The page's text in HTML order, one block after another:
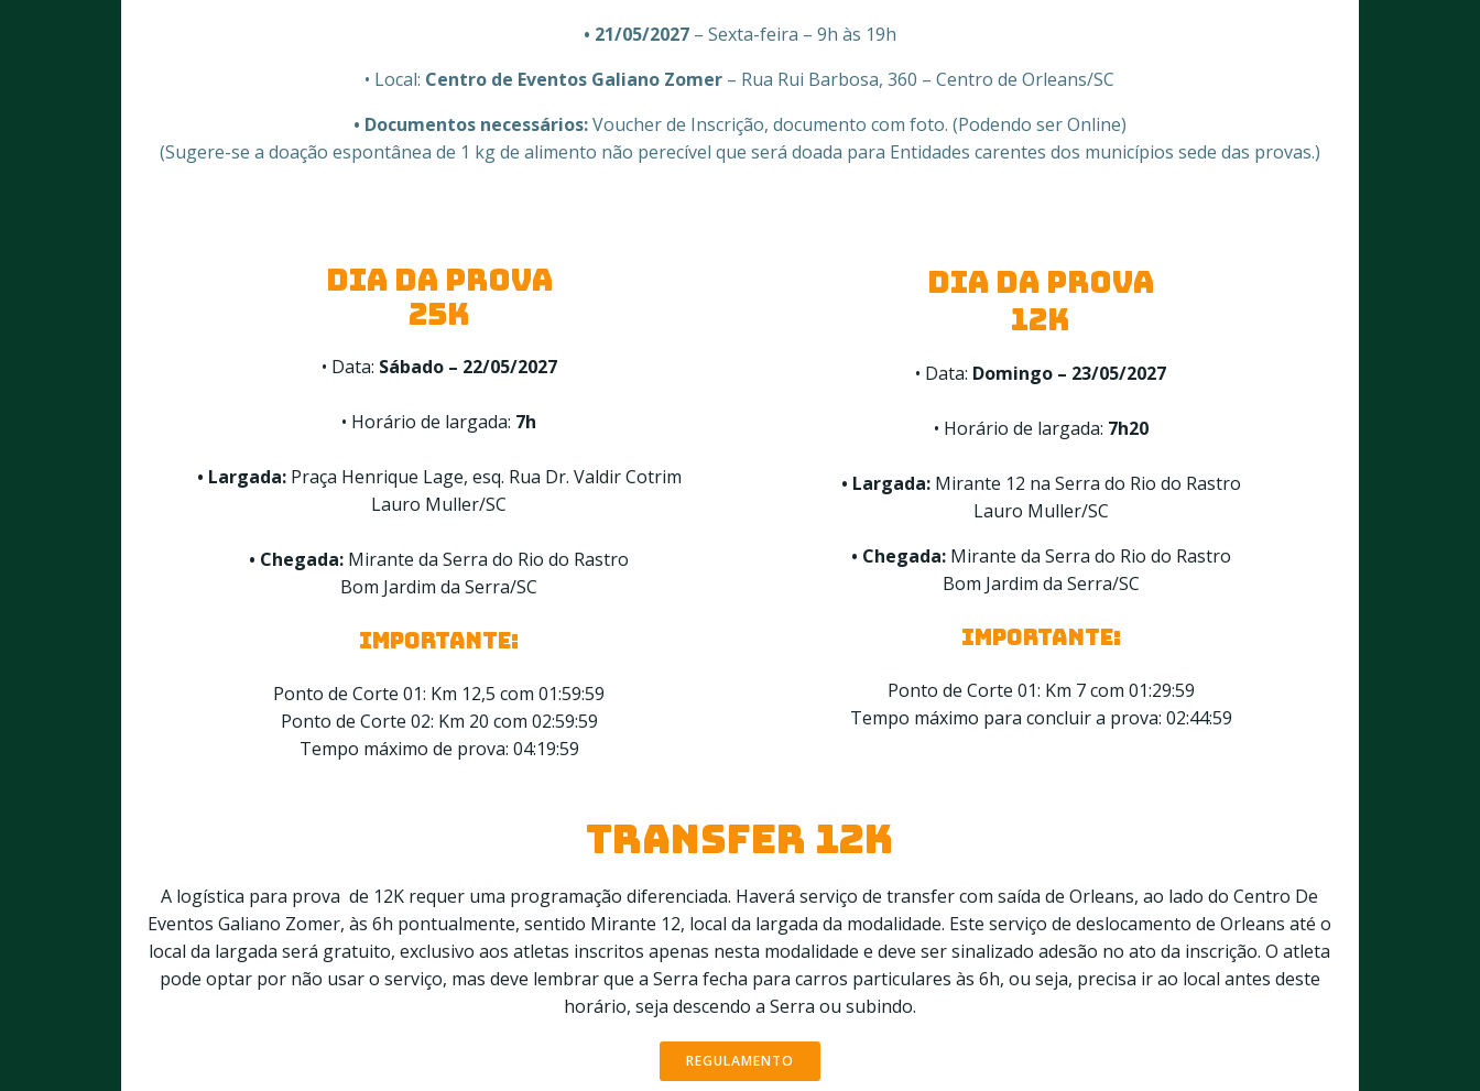
• 21/05/2027– Sexta-feira – 9h às 19h
• Local: Centro de Eventos Galiano Zomer – Rua Rui Barbosa, 360 – Centro de Orleans/SC
• Documentos necessários:Voucher de Inscrição, documento com foto. (Podendo ser Online)
(Sugere-se a doação espontânea de 1 kg de alimento não perecível que será doada para Entidades carentes dos municípios sede das provas.)
DIA DA PROVA
25k
• Data: Sábado – 22/05/2027
• Horário de largada: 7h
• Largada: Praça Henrique Lage, esq. Rua Dr. Valdir Cotrim
Lauro Muller/SC
• Chegada: Mirante da Serra do Rio do Rastro
Bom Jardim da Serra/SC
IMPORTANTE:
Ponto de Corte 01: Km 12,5 com 01:59:59
Ponto de Corte 02: Km 20 com 02:59:59
Tempo máximo de prova: 04:19:59
DIA DA PROVA
12k
• Data: Domingo – 23/05/2027
• Horário de largada: 7h20
• Largada: Mirante 12 na Serra do Rio do Rastro
Lauro Muller/SC
• Chegada: Mirante da Serra do Rio do Rastro
Bom Jardim da Serra/SC
IMPORTANTE:
Ponto de Corte 01: Km 7 com 01:29:59
Tempo máximo para concluir a prova: 02:44:59
TRANSFER 12K
A logística para prova de 12K requer uma programação diferenciada. Haverá serviço de transfer com saída de Orleans, ao lado do Centro De
Eventos Galiano Zomer, às 6h pontualmente, sentido Mirante 12, local da largada da modalidade. Este serviço de deslocamento de Orleans até o
local da largada será gratuito, exclusivo aos atletas inscritos apenas nesta modalidade e deve ser sinalizado adesão no ato da inscrição. O atleta
pode optar por não usar o serviço, mas deve lembrar que a Serra fecha para carros particulares às 6h, ou seja, precisa ir ao local antes deste
horário, seja descendo a Serra ou subindo.
REGULAMENTO